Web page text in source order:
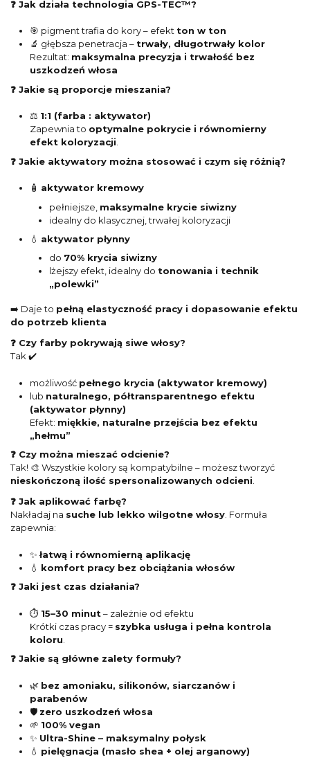
❓ Jak działa technologia GPS-TEC™?
🎯 pigment trafia do kory – efekt ton w ton
🔬 głębsza penetracja – trwały, długotrwały kolor
Rezultat: maksymalna precyzja i trwałość bez
uszkodzeń włosa
❓ Jakie są proporcje mieszania?
⚖️ 1:1 (farba : aktywator)
Zapewnia to optymalne pokrycie i równomierny
efekt koloryzacji.
❓ Jakie aktywatory można stosować i czym się różnią?
🧴 aktywator kremowy
pełniejsze, maksymalne krycie siwizny
idealny do klasycznej, trwałej koloryzacji
💧 aktywator płynny
do 70% krycia siwizny
lżejszy efekt, idealny do tonowania i technik
„polewki”
➡️ Daje to pełną elastyczność pracy i dopasowanie efektu
do potrzeb klienta
❓ Czy farby pokrywają siwe włosy?
Tak ✔️
możliwość pełnego krycia (aktywator kremowy)
lub naturalnego, półtransparentnego efektu
(aktywator płynny)
Efekt: miękkie, naturalne przejścia bez efektu
„hełmu”
❓ Czy można mieszać odcienie?
Tak! 🎨 Wszystkie kolory są kompatybilne – możesz tworzyć
nieskończoną ilość spersonalizowanych odcieni.
❓ Jak aplikować farbę?
Nakładaj na suche lub lekko wilgotne włosy. Formuła
zapewnia:
✨łatwą i równomierną aplikację
💧 komfort pracy bez obciążania włosów
❓ Jaki jest czas działania?
⏱️ 15–30 minut– zależnie od efektu
Krótki czas pracy = szybka usługa i pełna kontrola
koloru
❓ Jakie są główne zalety formuły?
🌿 bez amoniaku, silikonów, siarczanów i
parabenów
🛡️ zero uszkodzeń włosa
🌱 100% vegan
✨ Ultra-Shine – maksymalny połysk
💧 pielęgnacja (masło shea + olej arganowy)